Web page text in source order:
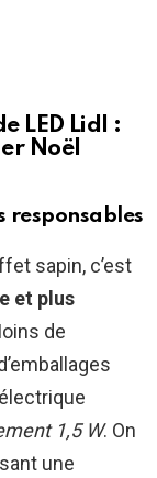
LED Lidl :
Noël
responsables
sapin, c’est
et plus
de
1,5 W. On
une